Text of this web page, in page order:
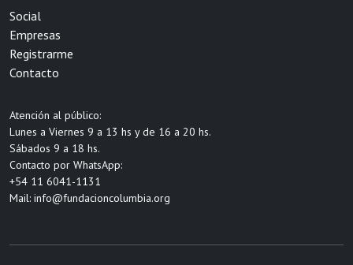
Social
Empresas
Registrarme
Contacto
Atención al público:
Lunes a Viernes 9 a 13 hs y de 16 a 20 hs.
Sábados 9 a 18 hs.
Contacto por WhatsApp:
+54 11 6041-1131
Mail: info@fundacioncolumbia.org